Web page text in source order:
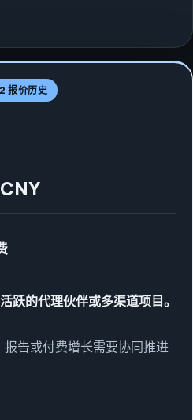
报价历史
跃的代理伙伴或多渠道项目。
报告或付费增长需要协同推进